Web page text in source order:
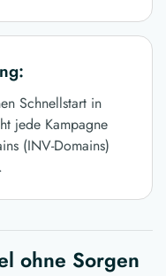
Schnellstart in
jede Kampagne
(INV-Domains)
ohne Sorgen